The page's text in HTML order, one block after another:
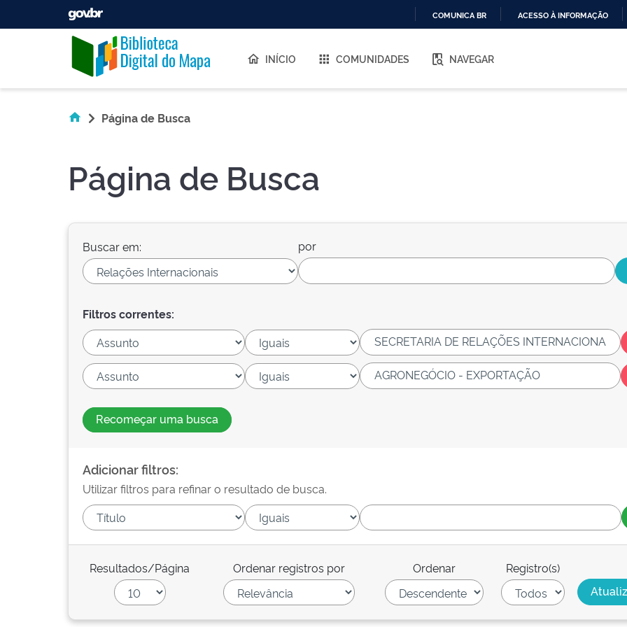
O
COMUNICA BR ACESSO À INFORMAÇÃO
Skip navigation
INÍCIO COMUNIDADES NAVEGAR
Página de Busca
Página de Busca
Buscar em: por
Filtros correntes:
Recomeçar uma busca
Adicionar filtros:
Utilizar filtros para refinar o resultado de busca.
Resultados/Página Ordenar registros por Ordenar Registro(s)